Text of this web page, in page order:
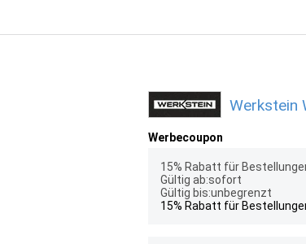
Werkstein
Werbecoupon
15% Rabatt für
Gültig ab:sofort
Gültig bis:unbegrenzt
15% Rabatt für